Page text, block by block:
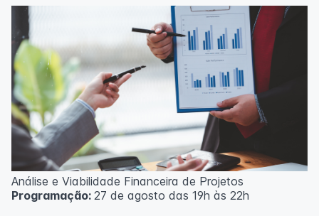
Análise e Viabilidade Financeira de Projetos
Programação: 27 de agosto das 19h às 22h